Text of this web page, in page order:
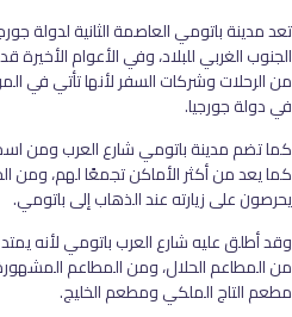
تعد مدينة باتومي العاصمة الثانية لدولة
الجنوب الغربي للبلاد، وفي الأعوام
من الرحلات وشركات السفر لأنها تأتي في
في دولة جورجيا.
كما تضم مدينة باتومي شارع العرب ومن
كما يعد من أكثر الأماكن تجمعًا لهم، ومن
يحرصون على زيارته عند الذهاب إلى باتومي.
وقد أطلق عليه شارع العرب باتومي لأنه
من المطاعم الحلال، ومن المطاعم
مطعم التاج الملكي ومطعم الخليج.